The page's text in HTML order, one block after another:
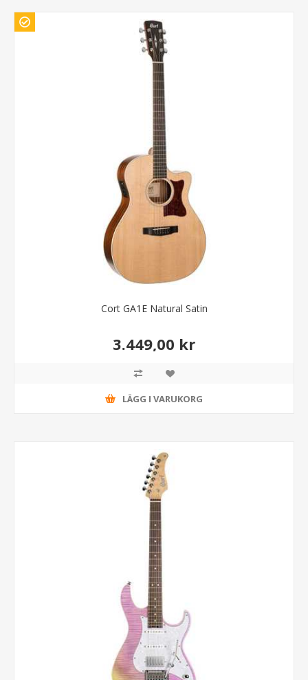
Cort GA1E Natural Satin
3.449,00 kr
LÄGG I VARUKORG